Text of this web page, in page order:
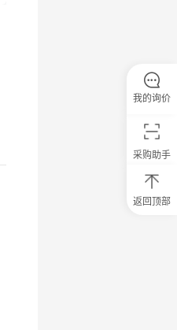
采购助手
返回顶部
我的询价